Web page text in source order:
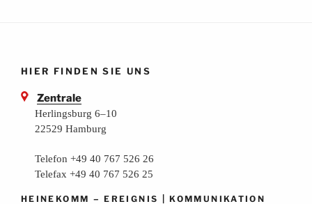
HIER FINDEN SIE UNS
Zentrale
Herlingsburg 6–10
22529 Hamburg
Telefon +49 40 767 526 26
Telefax +49 40 767 526 25
HEINEKOMM –EREIGNIS |KOMMUNIKATION